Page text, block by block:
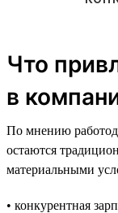
Что
в
По мнению
остаются
материальными
• конкурентная